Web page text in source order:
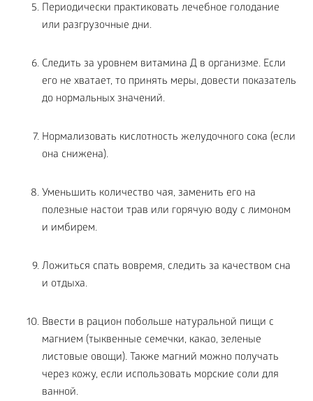
Периодически практиковать лечебное голодание
или разгрузочные дни.
Следить за уровнем витамина Д в организме. Если
его не хватает, то принять меры, довести показатель
до нормальных значений.
Нормализовать кислотность желудочного сока (если
она снижена).
Уменьшить количество чая, заменить его на
полезные настои трав или горячую воду с лимоном
и имбирем.
Ложиться спать вовремя, следить за качеством сна
и отдыха.
Ввести в рацион побольше натуральной пищи с
магнием (тыквенные семечки, какао, зеленые
листовые овощи). Также магний можно получать
через кожу, если использовать морские соли для
ванной.